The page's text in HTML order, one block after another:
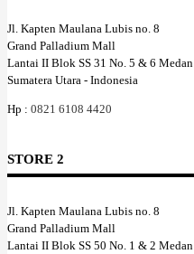
Jl. Kapten Maulana Lubis no. 8
Grand Palladium Mall
Lantai II Blok SS 31 No. 5 & 6 Medan
Sumatera Utara - Indonesia
Hp : 0821 6108 4420
STORE 2
Jl. Kapten Maulana Lubis no. 8
Grand Palladium Mall
Lantai II Blok SS 50 No. 1 & 2 Medan